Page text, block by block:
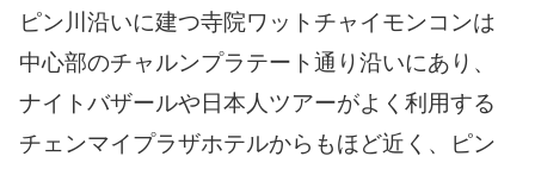
ピン川沿いに建つ寺院ワットチャイモンコンは
中心部のチャルンプラテート通り沿いにあり、
ナイトバザールや日本人ツアーがよく利用する
チェンマイプラザホテルからもほど近く、ピン